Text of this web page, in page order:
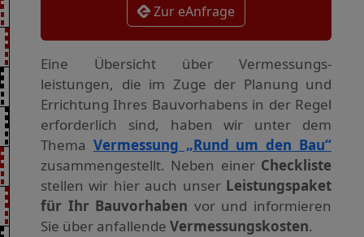
Zur eAnfrage
Eine Übersicht über Vermessungs­
leistungen, die im Zuge der Planung und
Errichtung Ihres Bauvorhabens in der Regel
erforderlich sind, haben wir unter dem
Thema Vermessung „Rund um den Bau“
zusammengestellt. Neben einer Checkliste
stellen wir hier auch unser Leistungspaket
für Ihr Bauvorhaben vor und informieren
Sie über anfallende Vermessungskosten.